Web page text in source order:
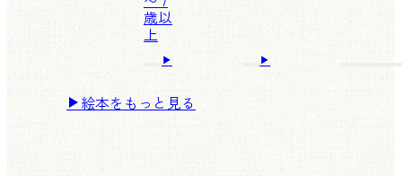
歳以
上
絵本をもっと見る